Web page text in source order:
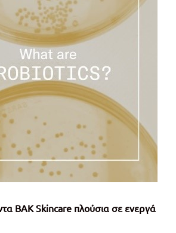
BAK Skincare πλούσια σε ενεργά